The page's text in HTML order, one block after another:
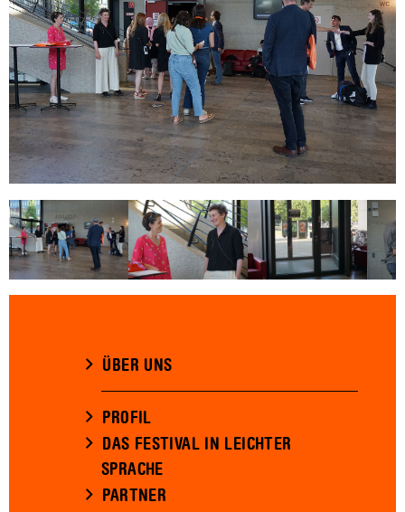
ÜBER UNS
PROFIL
DAS FESTIVAL IN LEICHTER
SPRACHE
PARTNER